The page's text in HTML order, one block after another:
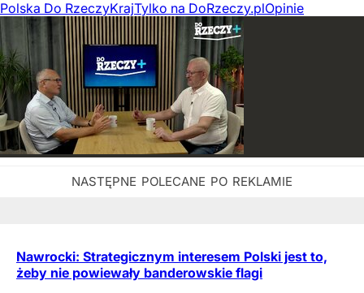
Polska Do RzeczyKrajTylko na DoRzeczy.plOpinie
Nawrocki: Strategicznym interesem Polski jest to,
żeby nie powiewały banderowskie flagi